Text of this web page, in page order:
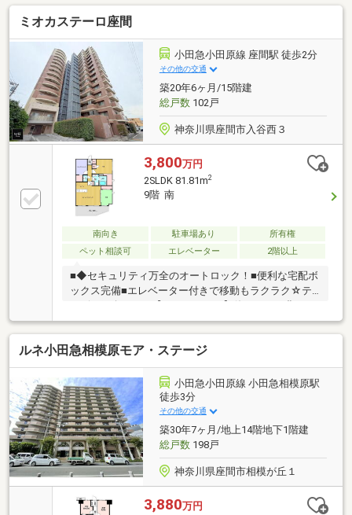
ーズなカウンター付・洋室1部屋にWICを設置・LD・
和室に面する南西向きバルコニー・宅配ボックス有・
オートロック有・即引渡し可能(残金精算後)▼設備・
浴室乾燥機・追い焚き機能付UB▼周辺環境・ベルク座
間南栗原店 徒歩3分(約210m)■ ご希望の住まい探しを
お手伝いします ━━━━━・・・物件の詳細・ご相談
はお気軽にお問い合わせください。
ミオカステーロ座間
小田急小田原線 座間駅 徒歩2分
その他の交通
築20年6ヶ月/15階建
総戸数102戸
神奈川県座間市入谷西３
3,800万円
2SLDK 81.81m2
9階 南
南向き 駐車場あり
所有権
ペット相談可
エレベーター 2階以上
■◆セキュリティ万全のオートロック！■便利な宅配ボ
ックス完備■エレベーター付きで移動もラクラク☆テ
過ごすには【インテリア】家具や家電と【エクステリ
ア】カーポートや楽しめる庭、この充実度で変わって
きます。これらを一括で購入でき、その代金を住宅ロ
ーンに組み込むことが可能なサービス、それがやどか
リッチです。
ルネ小田急相模原モア・ステージ
小田急小田原線 小田急相模原駅
徒歩3分
その他の交通
築30年7ヶ月/地上14階地下1階建
総戸数198戸
神奈川県座間市相模が丘１
3,880万円